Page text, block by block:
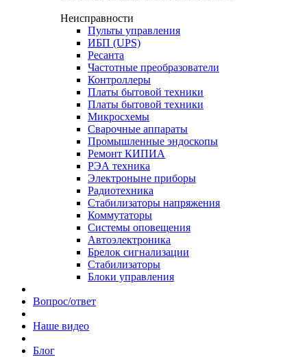
Неисправности
Пульты управления
ИБП (UPS)
Ресанта
Частотные преобразователи
Контроллеры
Платы бытовой техники
Платы бытовой техники
Микросхемы
Сварочные аппараты
Промышленные эндоскопы
Ремонт КИПИА
РЭА техника
Электроныне приборы
Радиотехника
Стабилизаторы напряжения
Коммутаторы
Системы оповещения
Автоэлектроника
Брелок сигнализации
Стабилизаторы
Блоки управления
Вопрос/ответ
Наше видео
Блог